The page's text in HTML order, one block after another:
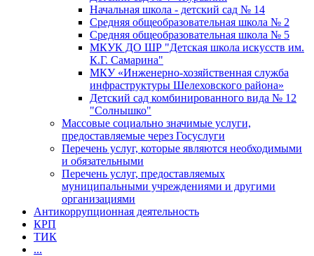
Начальная школа - детский сад № 14
Средняя общеобразовательная школа № 2
Средняя общеобразовательная школа № 5
МКУК ДО ШР "Детская школа искусств им.
К.Г. Самарина"
МКУ «Инженерно-хозяйственная служба
инфраструктуры Шелеховского района»
Детский сад комбинированного вида № 12
"Солнышко"
Массовые социально значимые услуги,
предоставляемые через Госуслуги
Перечень услуг, которые являются необходимыми
и обязательными
Перечень услуг, предоставляемых
муниципальными учреждениями и другими
организациями
Антикоррупционная деятельность
КРП
ТИК
...